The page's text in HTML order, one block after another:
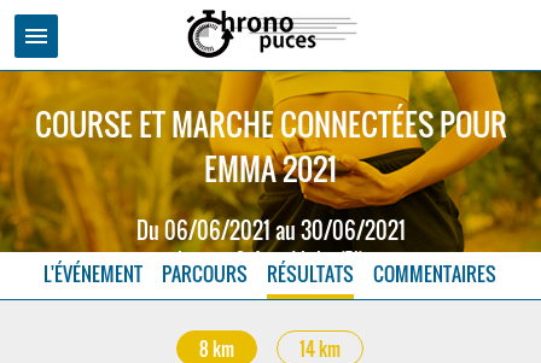
menu
COURSE ET MARCHE CONNECTÉES POUR
EMMA 2021
Du 06/06/2021 au 30/06/2021
Leynes - Saône et Loire (71)
L'ÉVÉNEMENT PARCOURS RÉSULTATS COMMENTAIRES
8 km 14 km